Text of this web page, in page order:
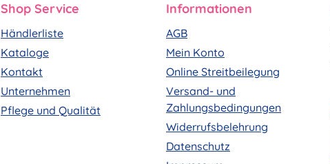
Shop Service
Händlerliste
Kataloge
Kontakt
Unternehmen
Pflege und Qualität
Informationen
AGB
Mein Konto
Online Streitbeilegung
Versand- und
Zahlungsbedingungen
Widerrufsbelehrung
Datenschutz